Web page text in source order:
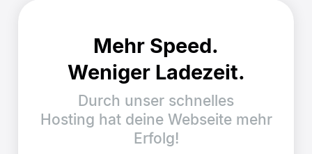
Mehr Speed.
Weniger Ladezeit.
Durch unser schnelles
Hosting hat deine Webseite mehr
Erfolg!